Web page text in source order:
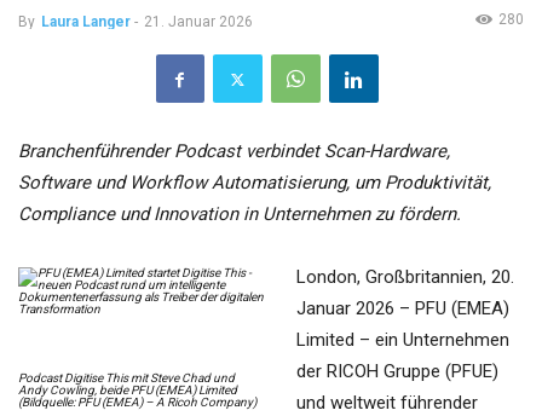
By Laura Langer - 21. Januar 2026 280
Branchenführender Podcast verbindet Scan-Hardware,
Software und Workflow Automatisierung, um Produktivität,
Compliance und Innovation in Unternehmen zu fördern.
Podcast Digitise This mit Steve Chad und
Andy Cowling, beide PFU (EMEA) Limited
(Bildquelle: PFU (EMEA) – A Ricoh Company)
London, Großbritannien, 20.
Januar 2026 – PFU (EMEA)
Limited – ein Unternehmen
der RICOH Gruppe (PFUE)
und weltweit führender